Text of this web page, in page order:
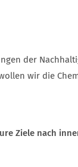
der
wir die
Ziele nach